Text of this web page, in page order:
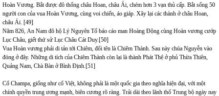
Hoàn Vương. Bắt được đô thống châu Hoan, châu Ái, chém hơn 3 vạn thủ cấp. Bắt sống 50
người con của vua Hoàn Vương, cùng voi chiến, áo giáp. Xây lại các thành ở châu Hoan,
châu Ái. [49]
Năm 826, An Nam đô hộ Lý Nguyên Tố báo cáo man Hoàng Động cùng Hoàn vương cướp
Lục Châu, giết thứ sử Lục Châu Cát Duy.[50]
Vua Hoàn vương phải di tản tới Chiêm, đổi tên là Chiêm Thành. Sau này chúa Nguyễn vào
đóng ở đây. Những di tích của Chiêm Thành còn lại là thành Phát Thệ ở phủ Thừa Thiên,
Quảng Nam, Chà Bàn ở Bình Định.[51]
Cổ Champa, giống như cổ Việt, không phải là một quốc gia theo nghĩa hiện đại, với một
chính quyền trung ương mạnh, biên cương rõ ràng. Trải dài theo lãnh thổ Trung bộ ngày nay